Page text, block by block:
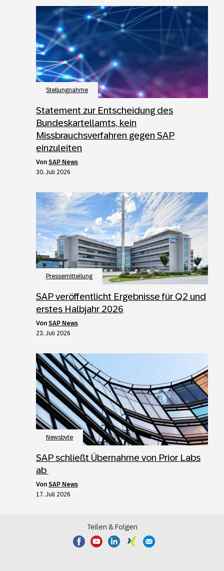
Stellungnahme
Statement zur Entscheidung des
Bundeskartellamts, kein
Missbrauchsverfahren gegen SAP
einzuleiten
von SAP News
30. Juli 2026
Pressemitteilung
SAP veröffentlicht Ergebnisse für Q2 und
erstes Halbjahr 2026
von SAP News
23. Juli 2026
Newsbyte
SAP schließt Übernahme von Prior Labs
ab
von SAP News
17. Juli 2026
Teilen & Folgen